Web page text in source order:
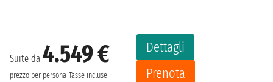
Suite da 4.549 €
prezzo per persona Tasse incluse
Dettagli
Prenota